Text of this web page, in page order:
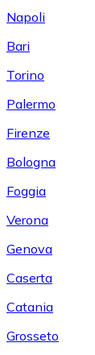
Napoli
Bari
Torino
Palermo
Firenze
Bologna
Foggia
Verona
Genova
Caserta
Catania
Grosseto